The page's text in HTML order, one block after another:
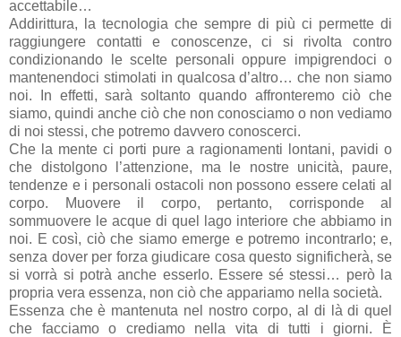
accettabile…
Addirittura, la tecnologia che sempre di più ci permette di
raggiungere contatti e conoscenze, ci si rivolta contro
condizionando le scelte personali oppure impigrendoci o
mantenendoci stimolati in qualcosa d’altro… che non siamo
noi. In effetti, sarà soltanto quando affronteremo ciò che
siamo, quindi anche ciò che non conosciamo o non vediamo
di noi stessi, che potremo davvero conoscerci.
Che la mente ci porti pure a ragionamenti lontani, pavidi o
che distolgono l’attenzione, ma le nostre unicità, paure,
tendenze e i personali ostacoli non possono essere celati al
corpo. Muovere il corpo, pertanto, corrisponde al
sommuovere le acque di quel lago interiore che abbiamo in
noi. E così, ciò che siamo emerge e potremo incontrarlo; e,
senza dover per forza giudicare cosa questo significherà, se
si vorrà si potrà anche esserlo. Essere sé stessi… però la
propria vera essenza, non ciò che appariamo nella società.
Essenza che è mantenuta nel nostro corpo, al di là di quel
che facciamo o crediamo nella vita di tutti i giorni. È